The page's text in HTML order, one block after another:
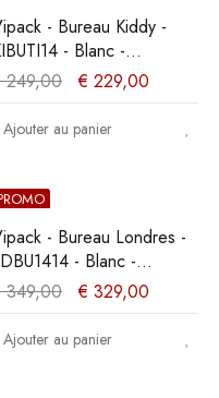
- Bureau Kiddy -
- Blanc -
249,00 € 229,00
Ajouter au panier
- Bureau Londres -
- Blanc -
349,00 € 329,00
Ajouter au panier